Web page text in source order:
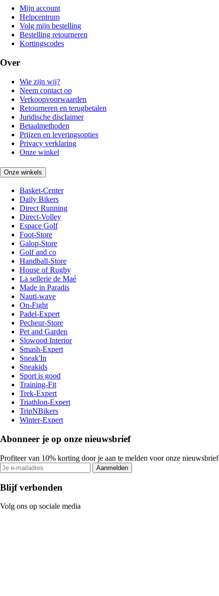
Mijn account
Helpcentrum
Volg mijn bestelling
Bestelling retourneren
Kortingscodes
Over
Wie zijn wij?
Neem contact op
Verkoopvoorwaarden
Retourneren en terugbetalen
Juridische disclaimer
Betaalmethoden
Prijzen en leveringsopties
Privacy verklaring
Onze winkel
Onze winkels
Basket-Center
Daily Bikers
Direct Running
Direct-Volley
Espace Golf
Foot-Store
Galop-Store
Golf and co
Handball-Store
House of Rugby
La sellerie de Maé
Made in Paradis
Nauti-wave
On-Fight
Padel-Expert
Pecheur-Store
Pet and Garden
Slowood Interior
Smash-Expert
Sneak'In
Sneakids
Sport is good
Training-Fit
Trek-Expert
Triathlon-Expert
TripNBikers
Winter-Expert
Abonneer je op onze nieuwsbrief
Profiteer van 10% korting door je aan te melden voor onze nieuwsbrief
Aanmelden
Blijf verbonden
Volg ons op sociale media